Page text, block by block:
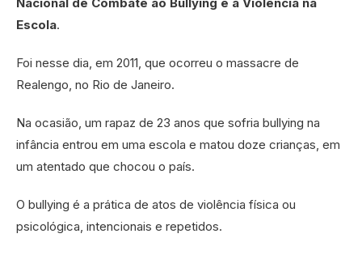
Escola.
Foi nesse dia, em 2011, que ocorreu o massacre de
Realengo, no Rio de Janeiro.
Na ocasião, um rapaz de 23 anos que sofria bullying na
infância entrou em uma escola e matou doze crianças, em
um atentado que chocou o país.
O bullying é a prática de atos de violência física ou
psicológica, intencionais e repetidos.